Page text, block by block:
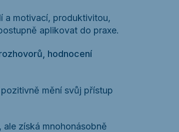
a motivací, produktivitou,
aplikovat do praxe.
hodnocení
mění svůj přístup
získá mnohonásobně